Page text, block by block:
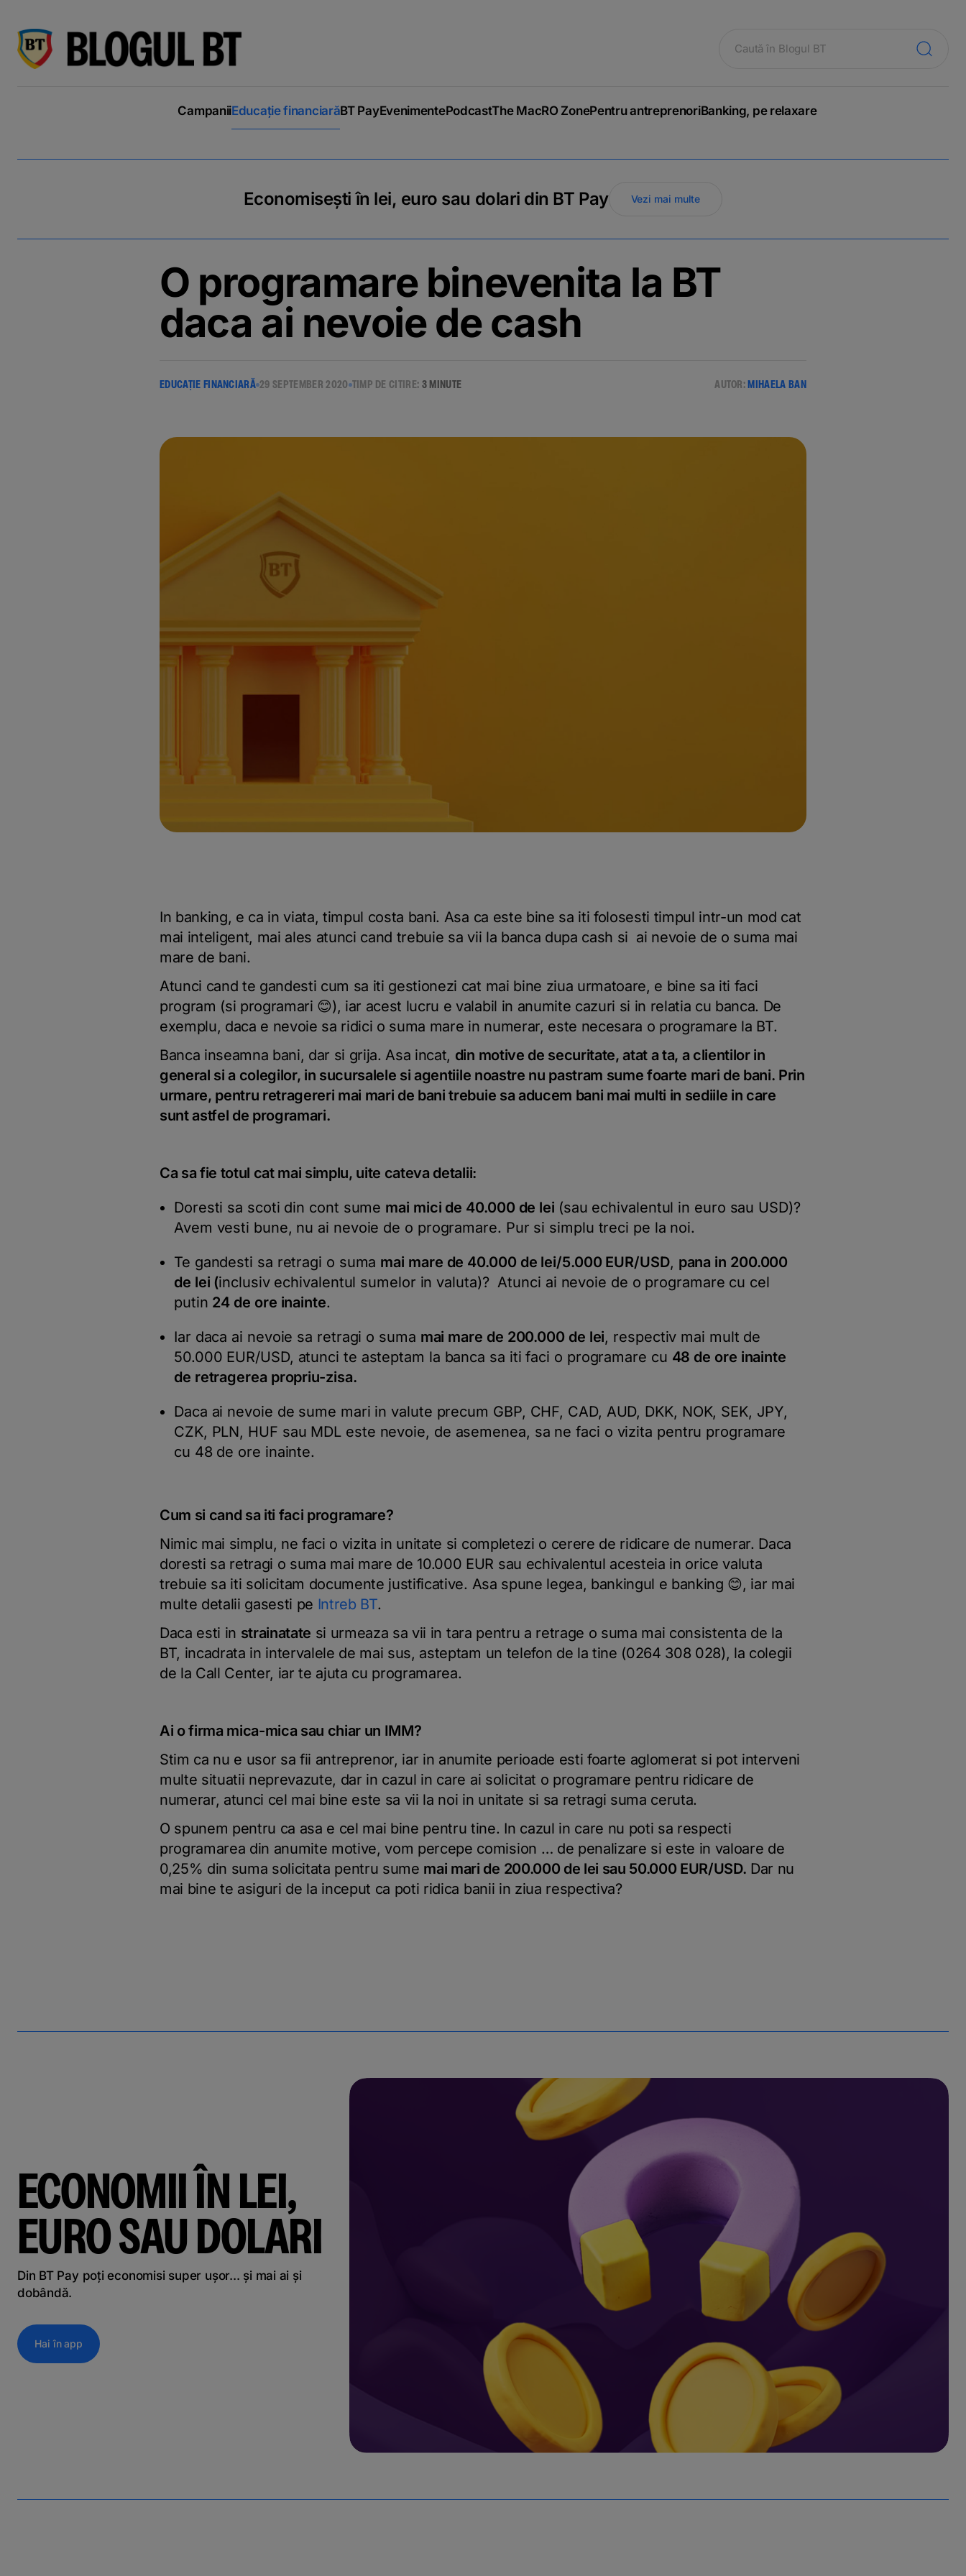
CampaniiEducație financiarăBT PayEvenimentePodcastThe MacRO ZonePentru antreprenoriBanking, pe relaxare
Economisești în lei, euro sau dolari din BT Pay Vezi mai multe
O programare binevenita la BT
daca ai nevoie de cash
EDUCAȚIE FINANCIARĂ 29 SEPTEMBER 2020 TIMP DE CITIRE: 3 MINUTE AUTOR:MIHAELA BAN
In banking, e ca in viata, timpul costa bani. Asa ca este bine sa iti folosesti timpul intr-un mod cat
mai inteligent, mai ales atunci cand trebuie sa vii la banca dupa cash si ai nevoie de o suma mai
mare de bani.
Atunci cand te gandesti cum sa iti gestionezi cat mai bine ziua urmatoare, e bine sa iti faci
program (si programari 😊), iar acest lucru e valabil in anumite cazuri si in relatia cu banca. De
exemplu, daca e nevoie sa ridici o suma mare in numerar, este necesara o programare la BT.
Banca inseamna bani, dar si grija. Asa incat, din motive de securitate, atat a ta, a clientilor in
general si a colegilor, in sucursalele si agentiile noastre nu pastram sume foarte mari de bani. Prin
urmare, pentru retragereri mai mari de bani trebuie sa aducem bani mai multi in sediile in care
sunt astfel de programari.
Ca sa fie totul cat mai simplu, uite cateva detalii:
Doresti sa scoti din cont sume mai mici de 40.000 de lei (sau echivalentul in euro sau USD)?
Avem vesti bune, nu ai nevoie de o programare. Pur si simplu treci pe la noi.
Te gandesti sa retragi o suma mai mare de 40.000 de lei/5.000 EUR/USD, pana in 200.000
de lei (inclusiv echivalentul sumelor in valuta)? Atunci ai nevoie de o programare cu cel
putin 24 de ore inainte.
Iar daca ai nevoie sa retragi o suma mai mare de 200.000 de lei, respectiv mai mult de
50.000 EUR/USD, atunci te asteptam la banca sa iti faci o programare cu 48 de ore inainte
de retragerea propriu-zisa.
Daca ai nevoie de sume mari in valute precum GBP, CHF, CAD, AUD, DKK, NOK, SEK, JPY,
CZK, PLN, HUF sau MDL este nevoie, de asemenea, sa ne faci o vizita pentru programare
cu 48 de ore inainte.
Cum si cand sa iti faci programare?
Nimic mai simplu, ne faci o vizita in unitate si completezi o cerere de ridicare de numerar. Daca
doresti sa retragi o suma mai mare de 10.000 EUR sau echivalentul acesteia in orice valuta
trebuie sa iti solicitam documente justificative. Asa spune legea, bankingul e banking 😊, iar mai
multe detalii gasesti pe Intreb BT.
Daca esti in strainatate si urmeaza sa vii in tara pentru a retrage o suma mai consistenta de la
BT, incadrata in intervalele de mai sus, asteptam un telefon de la tine (0264 308 028), la colegii
de la Call Center, iar te ajuta cu programarea.
Ai o firma mica-mica sau chiar un IMM?
Stim ca nu e usor sa fii antreprenor, iar in anumite perioade esti foarte aglomerat si pot interveni
multe situatii neprevazute, dar in cazul in care ai solicitat o programare pentru ridicare de
numerar, atunci cel mai bine este sa vii la noi in unitate si sa retragi suma ceruta.
O spunem pentru ca asa e cel mai bine pentru tine. In cazul in care nu poti sa respecti
programarea din anumite motive, vom percepe comision … de penalizare si este in valoare de
0,25% din suma solicitata pentru sume mai mari de 200.000 de lei sau 50.000 EUR/USD. Dar nu
mai bine te asiguri de la inceput ca poti ridica banii in ziua respectiva?
ECONOMII ÎN LEI,
EURO SAU DOLARI
Din BT Pay poți economisi super ușor... și mai ai și
dobândă.
Hai în app